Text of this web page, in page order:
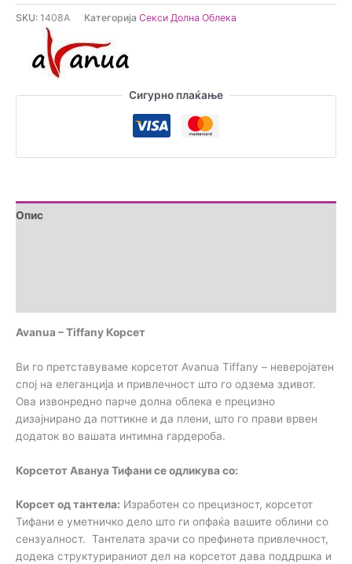
Tiffany
Корсет
количина
SKU: 1408A Категорија Секси Долна Облека
Сигурно плаќање
Опис
Avanua – Tiffany Корсет
Ви го претставуваме корсетот Avanua Tiffany – неверојатен
спој на елеганција и привлечност што го одзема здивот.
Ова извонредно парче долна облека е прецизно
дизајнирано да поттикне и да плени, што го прави врвен
додаток во вашата интимна гардероба.
Корсетот Авануа Тифани се одликува со:
Корсет од тантела: Изработен со прецизност, корсетот
Тифани е уметничко дело што ги опфаќа вашите облини со
сензуалност. Тантелата зрачи со префинета привлечност,
додека структурираниот дел на корсетот дава поддршка и